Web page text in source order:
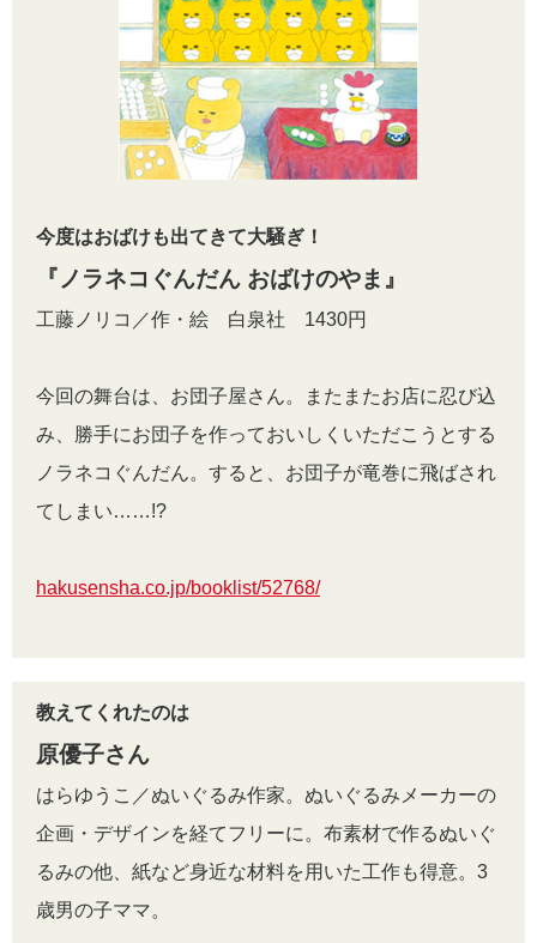
今度はおばけも出てきて大騒ぎ！
『ノラネコぐんだん おばけのやま』
工藤ノリコ／作・絵 白泉社 1430円
今回の舞台は、お団子屋さん。またまたお店に忍び込
み、勝手にお団子を作っておいしくいただこうとする
ノラネコぐんだん。すると、お団子が竜巻に飛ばされ
てしまい……!?
hakusensha.co.jp/booklist/52768/
教えてくれたのは
原優子さん
はらゆうこ／ぬいぐるみ作家。ぬいぐるみメーカーの
企画・デザインを経てフリーに。布素材で作るぬいぐ
るみの他、紙など身近な材料を用いた工作も得意。3
歳男の子ママ。